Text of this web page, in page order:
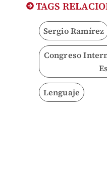
TAGS
Sergio Ramírez
Congreso
Lenguaje